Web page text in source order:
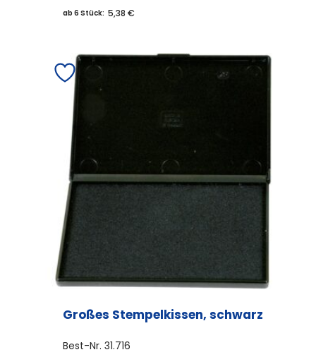
ab 6 Stück: 5,38 €
Varianten
Optionen
können
auf
der
Produktseite
gewählt
werden
Großes Stempelkissen, schwarz
Best-Nr. 31.716